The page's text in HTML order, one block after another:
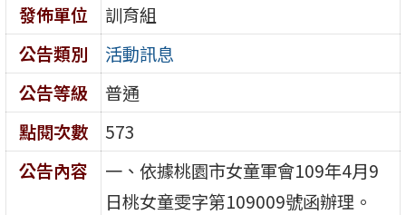
發佈單位
訓育組
公告類別
活動訊息
公告等級
普通
點閱次數
573
公告內容
一、依據桃園市女童軍會109年4月9
日桃女童雯字第109009號函辦理。